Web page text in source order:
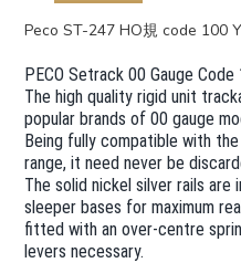
Peco ST-247 HO規 code 100
PECO Setrack 00 Gauge
The high quality rigid unit
popular brands of 00 gauge
Being fully compatible with
range, it need never be
The solid nickel silver rails are
sleeper bases for maximum
fitted with an over-centre
levers necessary.